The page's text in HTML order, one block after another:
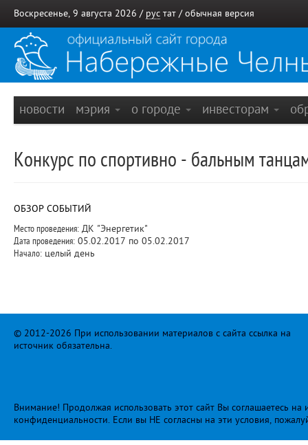
Воскресенье, 9 августа 2026 / рус тат / обычная версия
новости мэрия о городе инвесторам
Конкурс по спортивно - бальным
ОБЗОР СОБЫТИЙ
Место проведения: ДК "Энергетик"
Дата проведения: 05.02.2017 по 05.02.2017
Начало: целый день
© 2012-2026 При использовании материалов с сайта ссылка на
источник обязательна.
Внимание! Продолжая использовать этот сайт Вы соглашаетесь
конфиденциальности. Если вы НЕ согласны на эти условия,